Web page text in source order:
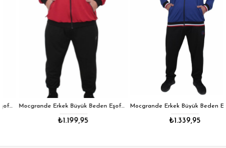
Mocgrande Erkek Büyük Beden Eşofman Takım Rebirth TK714 KIRMIZI
₺1.199,95
Mocgrande Erkek Büyük Beden Eşofman Takım Always TK716 SIYAH
₺1.339,95